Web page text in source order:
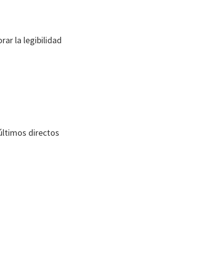
la legibilidad
directos